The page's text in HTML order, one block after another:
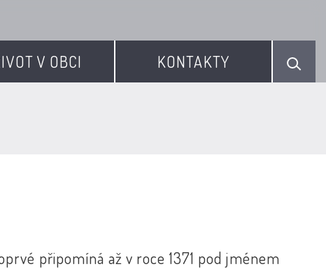
V OBCI KONTAKTY
připomíná až v roce 1371 pod jménem